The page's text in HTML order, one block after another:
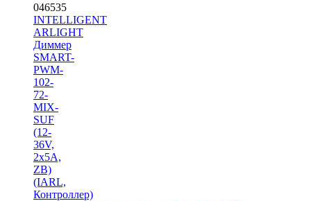
046535
INTELLIGENT
ARLIGHT
Диммер
SMART-
PWM-
102-
72-
MIX-
SUF
(12-
36V,
2x5A,
ZB)
(IARL,
Контроллер)